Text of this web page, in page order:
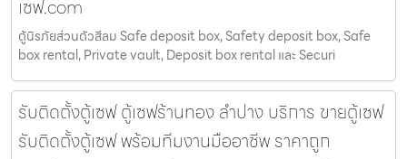
เซฟ.com
ตู้นิรภัยส่วนตัวสีลม Safe deposit box, Safety deposit box, Safe
box rental, Private vault, Deposit box rental และ Securi
รับติดตั้งตู้เซฟ ตู้เซฟร้านทอง ลำปาง บริการ ขายตู้เซฟ
รับติดตั้งตู้เซฟ พร้อมทีมงานมืออาชีพ ราคาถูก